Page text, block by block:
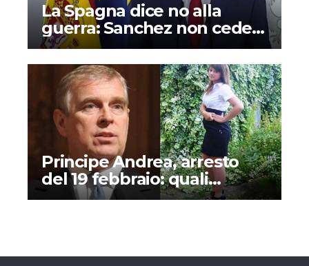
La Spagna dice no alla
guerra: Sanchez non cede
alle minacce di Trump
Principe Andrea, arresto
del 19 febbraio: quali
accuse e perché si parla (di